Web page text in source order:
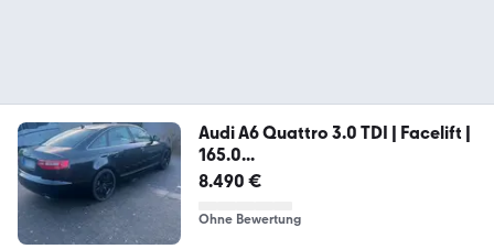
Audi A6 Quattro 3.0 TDI | Facelift |
165.0...
8.490 €
Ohne Bewertung